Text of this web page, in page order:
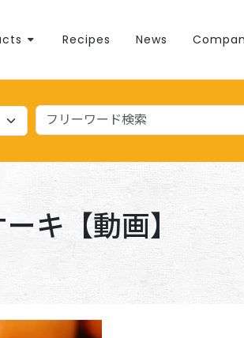
Recipes News
キ【動画】